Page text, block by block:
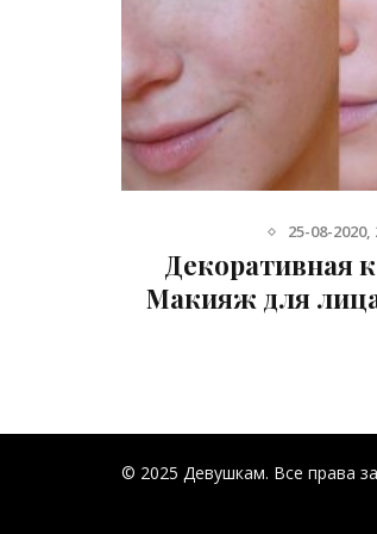
15-08-2013,
Очищение
скрабы,
© 2025 Девушкам. Все права